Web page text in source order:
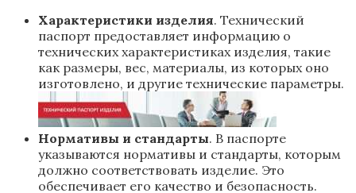
Характеристики изделия. Технический
паспорт предоставляет информацию о
технических характеристиках изделия, такие
как размеры, вес, материалы, из которых оно
изготовлено, и другие технические параметры.
Нормативы и стандарты. В паспорте
указываются нормативы и стандарты, которым
должно соответствовать изделие. Это
обеспечивает его качество и безопасность.